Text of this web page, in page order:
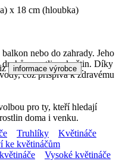
x 18 cm (hloubka)
nebo do zahrady. Jeho
rostlin a květin. Díky
což přispívá k zdravému
pro ty, kteří hledají
doma i venku.
informace výrobce .
Truhlíky
Květináče
ke květináčům
Vysoké květináče